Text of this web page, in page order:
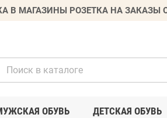
В МАГАЗИНЫ РОЗЕТКА НА ЗАКАЗЫ
ОБУВЬ ДЕТСКАЯ ОБУВЬ